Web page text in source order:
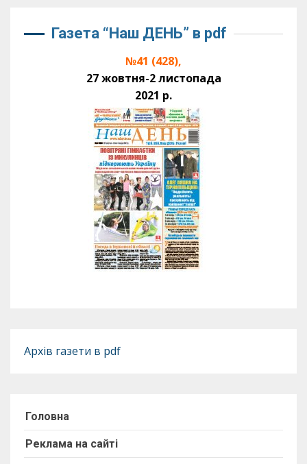
Газета “Наш ДЕНЬ” в pdf
№41 (428),
27 жовтня-2 листопада
2021 р.
Архів газети в pdf
Головна
Реклама на сайті